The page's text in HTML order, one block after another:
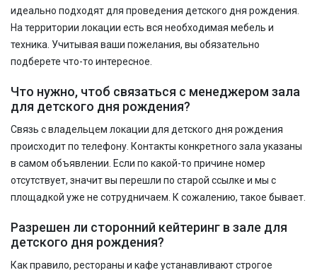
идеально подходят для проведения детского дня рождения.
На территории локации есть вся необходимая мебель и
техника. Учитывая ваши пожелания, вы обязательно
подберете что-то интересное.
Что нужно, чтоб связаться с менеджером зала
для детского дня рождения?
Связь с владельцем локации для детского дня рождения
происходит по телефону. Контакты конкретного зала указаны
в самом объявлении. Если по какой-то причине номер
отсутствует, значит вы перешли по старой ссылке и мы с
площадкой уже не сотрудничаем. К сожалению, такое бывает.
Разрешен ли сторонний кейтеринг в зале для
детского дня рождения?
Как правило, рестораны и кафе устанавливают строгое